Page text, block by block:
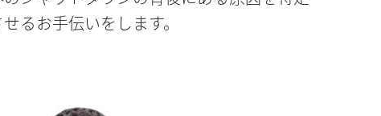
るお手伝いをします。